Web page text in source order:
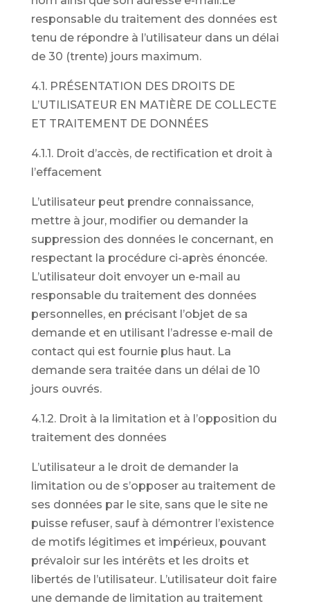
responsable du traitement des données est
tenu de répondre à l’utilisateur dans un délai
de 30 (trente) jours maximum.
4.1. PRÉSENTATION DES DROITS DE
L’UTILISATEUR EN MATIÈRE DE COLLECTE
ET TRAITEMENT DE DONNÉES
4.1.1. Droit d’accès, de rectification et droit à
l’effacement
L’utilisateur peut prendre connaissance,
mettre à jour, modifier ou demander la
suppression des données le concernant, en
respectant la procédure ci-après énoncée.
L’utilisateur doit envoyer un e-mail au
responsable du traitement des données
personnelles, en précisant l’objet de sa
demande et en utilisant l’adresse e-mail de
contact qui est fournie plus haut. La
demande sera traitée dans un délai de 10
jours ouvrés.
4.1.2. Droit à la limitation et à l’opposition du
traitement des données
L’utilisateur a le droit de demander la
limitation ou de s’opposer au traitement de
ses données par le site, sans que le site ne
puisse refuser, sauf à démontrer l’existence
de motifs légitimes et impérieux, pouvant
prévaloir sur les intérêts et les droits et
libertés de l’utilisateur. L’utilisateur doit faire
une demande de limitation au traitement